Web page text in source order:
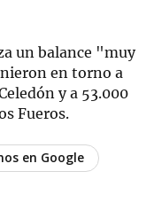
un balance "muy
en torno a
y a 53.000
Fueros.
en Google